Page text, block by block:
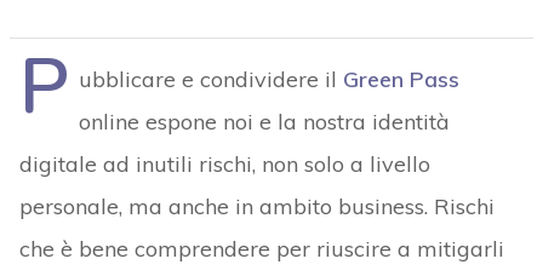
P ubblicare e condividere il Green Pass
online espone noi e la nostra identità
digitale ad inutili rischi, non solo a livello
personale, ma anche in ambito business. Rischi
che è bene comprendere per riuscire a mitigarli